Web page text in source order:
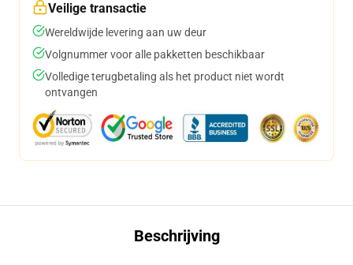
Veilige transactie
Wereldwijde levering aan uw deur
Volgnummer voor alle pakketten beschikbaar
Volledige terugbetaling als het product niet wordt
ontvangen
Beschrijving